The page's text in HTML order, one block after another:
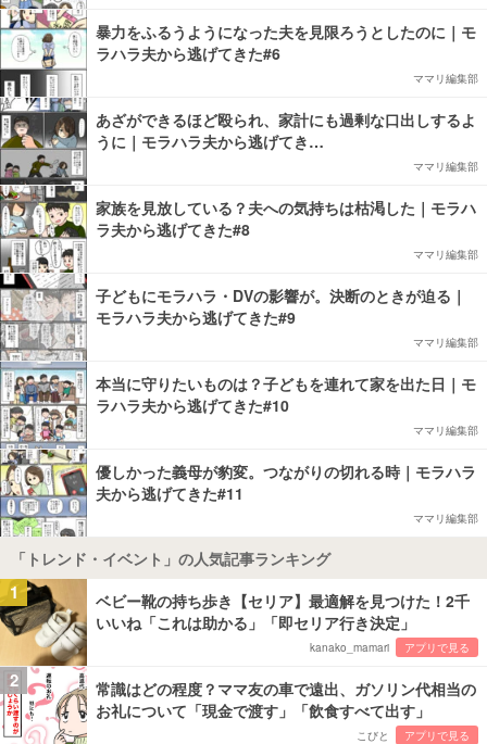
暴力をふるうようになった夫を見限ろうとしたのに｜モ
ラハラ夫から逃げてきた#6
ママリ編集部
あざができるほど殴られ、家計にも過剰な口出しするよ
うに｜モラハラ夫から逃げてき…
ママリ編集部
家族を見放している？夫への気持ちは枯渇した｜モラハ
ラ夫から逃げてきた#8
ママリ編集部
子どもにモラハラ・DVの影響が。決断のときが迫る｜
モラハラ夫から逃げてきた#9
ママリ編集部
本当に守りたいものは？子どもを連れて家を出た日｜モ
ラハラ夫から逃げてきた#10
ママリ編集部
優しかった義母が豹変。つながりの切れる時｜モラハラ
夫から逃げてきた#11
ママリ編集部
「トレンド・イベント」の人気記事ランキング
1
ベビー靴の持ち歩き【セリア】最適解を見つけた！2千
いいね「これは助かる」「即セリア行き決定」
kanako_mamari アプリで見る
2
常識はどの程度？ママ友の車で遠出、ガソリン代相当の
お礼について「現金で渡す」「飲食すべて出す」
こびと アプリで見る